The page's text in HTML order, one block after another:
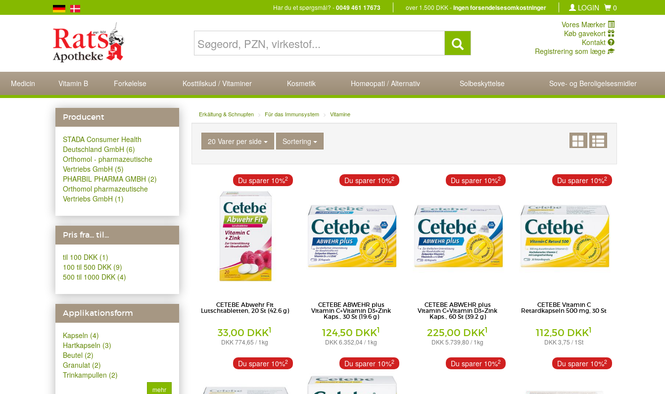
Har du et spørgsmål? -0049 461 17673 over 1.500 DKK -Ingen forsendelsesomkostninger LOGIN
0
Vores Mærker
Køb gavekort
Kontakt
Registrering som læge
Medicin Vitamin B Forkølelse Kosttilskud / Vitaminer Kosmetik Homøopati / Alternativ Solbeskyttelse Sove- og Beroligelsesmidler
Producent
STADA Consumer Health
Deutschland GmbH (6)
Orthomol - pharmazeutische
Vertriebs GmbH (5)
PHARBIL PHARMA GMBH (2)
Orthomol pharmazeutische
Vertriebs GmbH (1)
Pris fra... til...
til 100 DKK (1)
100 til 500 DKK (9)
500 til 1000 DKK (4)
Applikationsform
Kapseln (4)
Hartkapseln (3)
Beutel (2)
Granulat (2)
Trinkampullen (2)
mehr
Erkältung & Schnupfen Für das Immunsystem Vitamine
20 Varer per side Sortering
CETEBE Abwehr Fit
Lutschtabletten, 20 St (42.6 g)
33,00 DKK1
DKK 774,65 / 1kg
STADA Consumer Health Deutschland
Du sparer 10%2
CETEBE ABWEHR plus
Vitamin C+Vitamin D3+Zink
Kaps., 30 St (19.6 g)
124,50 DKK1
DKK 6.352,04 / 1kg
STADA Consumer Health Deutschland
Du sparer 10%2
CETEBE ABWEHR plus
Vitamin C+Vitamin D3+Zink
Kaps., 60 St (39.2 g)
225,00 DKK1
DKK 5.739,80 / 1kg
STADA Consumer Health Deutschland
Du sparer 10%2
CETEBE Vitamin C
Retardkapseln 500 mg, 30 St
112,50 DKK1
DKK 3,75 / 1St
STADA Consumer Health Deutschland
Du sparer 10%2
Du sparer 10%2 Du sparer 10%2 Du sparer 10%2 Du sparer 10%2